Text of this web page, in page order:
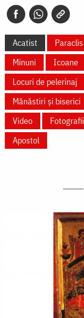
Acatist Paraclis
Minuni
Icoane
Locuri de pelerinaj
Mănăstiri și biserici
Video
Fotografii
Apostol